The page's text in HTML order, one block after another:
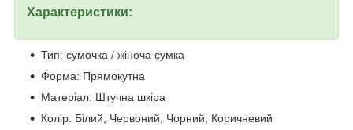
Характеристики:
Тип: сумочка / жіноча сумка
Форма: Прямокутна
Матеріал: Штучна шкіра
Колір: Білий, Червоний, Чорний, Коричневий